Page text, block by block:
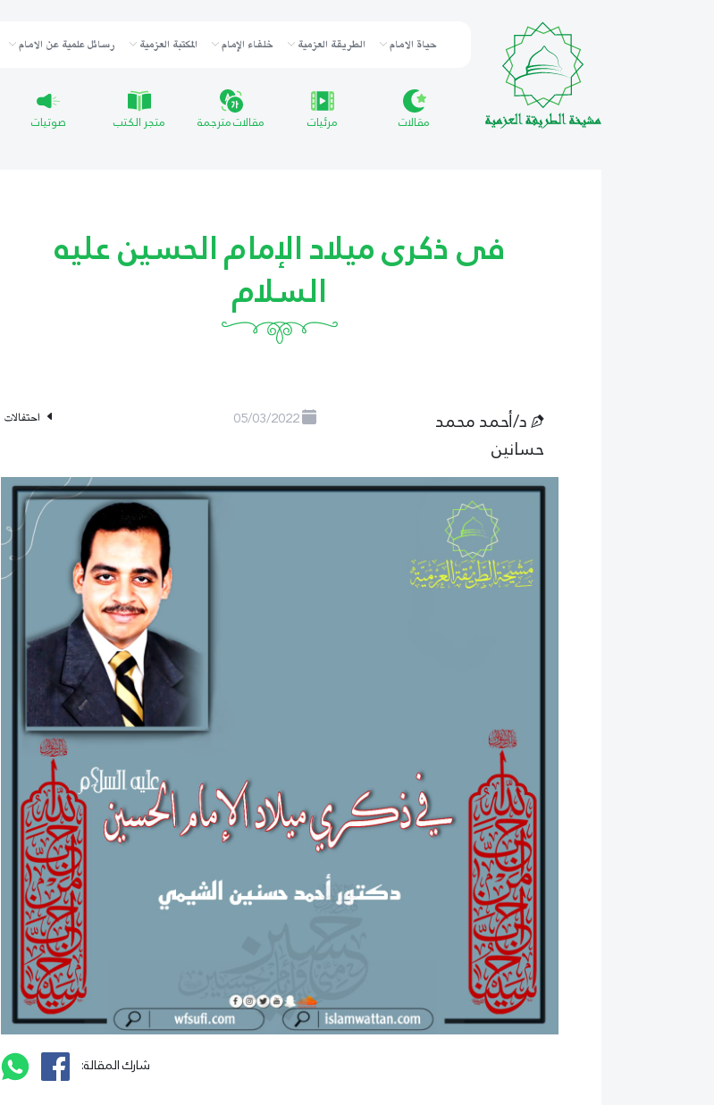
حياة الامام الطريقة العزمية خلفاء الإمام المكتبة العزمية رسائل علمية عن الامام
مقالات مرئيات مقالات مترجمة متجر الكتب صوتيات
فى ذكرى ميلاد الإمام الحسين عليه
السلام
د/أحمد محمد
حسانين
05/03/2022 احتفالات
شارك المقالة: